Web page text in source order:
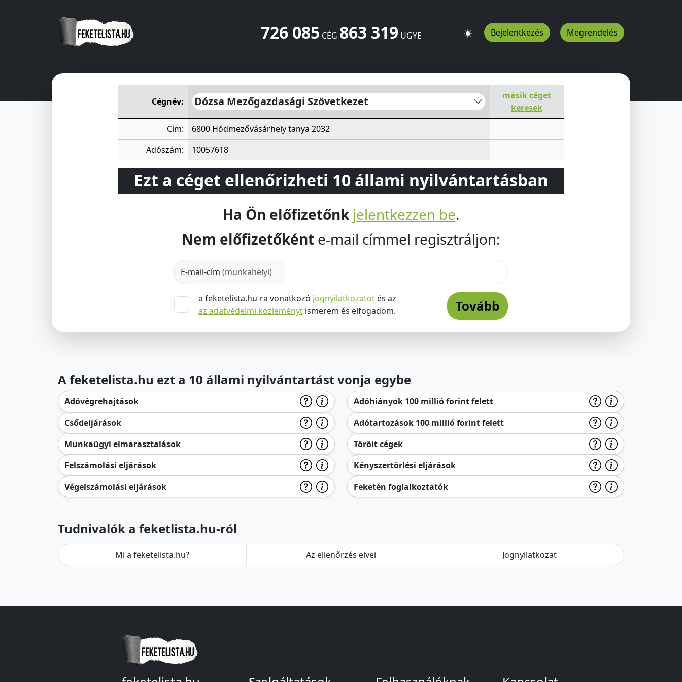
726 085 CÉG 863 319ÜGYE Bejelentkezés Megrendelés
Dózsa Mezőgazdasági Szövetkezettanya 2032Hódmezővásárhely6800HU
Cégnév:
Dózsa Mezőgazdasági Szövetkezet
másik céget
keresek
Cím:
6800 Hódmezővásárhely tanya 2032
Adószám:
10057618
Ezt a céget ellenőrizheti 10 állami nyilvántartásban
Ha Ön előfizetőnk jelentkezzen be.
Nem előfizetőként e-mail címmel regisztráljon:
E-mail-cím (munkahelyi)
a feketelista.hu-ra vonatkozó jognyilatkozatotés az
az adatvédelmi közleménytismerem és elfogadom. Tovább
A feketelista.hu ezt a 10 állami nyilvántartást vonja egybe
Adóvégrehajtások
Csődeljárások
Munkaügyi elmarasztalások
Felszámolási eljárások
Végelszámolási eljárások
Adóhiányok 100 millió forint felett
Adótartozások 100 millió forint felett
Törölt cégek
Kényszertörlési eljárások
Feketén foglalkoztatók
Tudnivalók a feketlista.hu-ról
Mi a feketelista.hu? Az ellenőrzés elvei Jognyilatkozat